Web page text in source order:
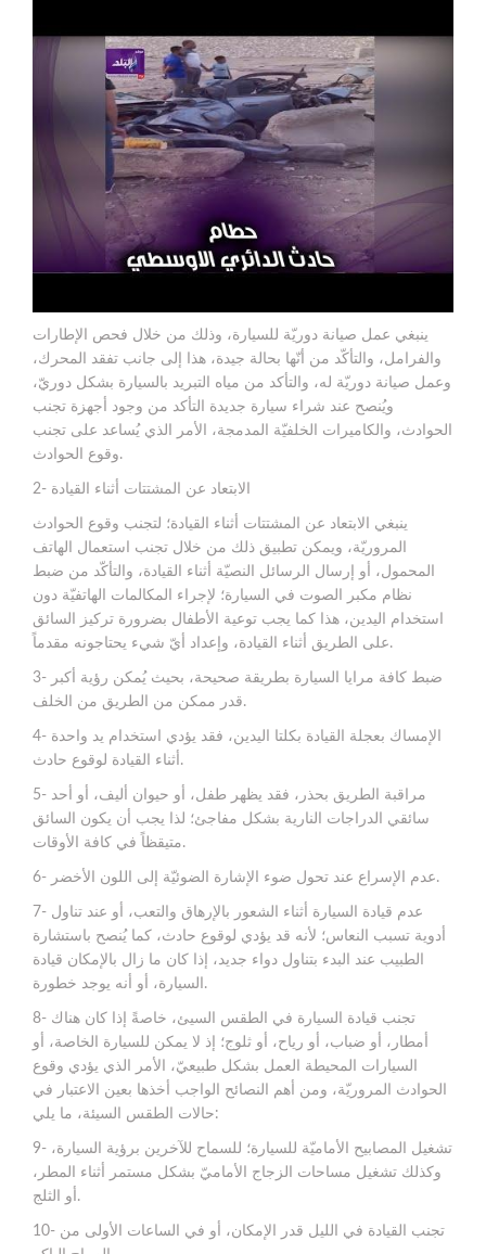
ينبغي عمل صيانة دوريّة للسيارة، وذلك من خلال فحص الإطارات
والفرامل، والتأكّد من أنّها بحالة جيدة، هذا إلى جانب تفقد المحرك،
وعمل صيانة دوريّة له، والتأكد من مياه التبريد بالسيارة بشكل دوريّ،
ويُنصح عند شراء سيارة جديدة التأكد من وجود أجهزة تجنب
الحوادث، والكاميرات الخلفيّة المدمجة، الأمر الذي يُساعد على تجنب
وقوع الحوادث.
2- الابتعاد عن المشتتات أثناء القيادة
ينبغي الابتعاد عن المشتتات أثناء القيادة؛ لتجنب وقوع الحوادث
المروريّة، ويمكن تطبيق ذلك من خلال تجنب استعمال الهاتف
المحمول، أو إرسال الرسائل النصيّة أثناء القيادة، والتأكّد من ضبط
نظام مكبر الصوت في السيارة؛ لإجراء المكالمات الهاتفيّة دون
استخدام اليدين، هذا كما يجب توعية الأطفال بضرورة تركيز السائق
على الطريق أثناء القيادة، وإعداد أيّ شيء يحتاجونه مقدماً.
3- ضبط كافة مرايا السيارة بطريقة صحيحة، بحيث يُمكن رؤية أكبر
قدر ممكن من الطريق من الخلف.
4- الإمساك بعجلة القيادة بكلتا اليدين، فقد يؤدي استخدام يد واحدة
أثناء القيادة لوقوع حادث.
5- مراقبة الطريق بحذر، فقد يظهر طفل، أو حيوان أليف، أو أحد
سائقي الدراجات النارية بشكل مفاجئ؛ لذا يجب أن يكون السائق
متيقظاً في كافة الأوقات.
6- عدم الإسراع عند تحول ضوء الإشارة الضوئيّة إلى اللون الأخضر.
7- عدم قيادة السيارة أثناء الشعور بالإرهاق والتعب، أو عند تناول
أدوية تسبب النعاس؛ لأنه قد يؤدي لوقوع حادث، كما يُنصح باستشارة
الطبيب عند البدء بتناول دواء جديد، إذا كان ما زال بالإمكان قيادة
السيارة، أو أنه يوجد خطورة.
8- تجنب قيادة السيارة في الطقس السيئ، خاصةً إذا كان هناك
أمطار، أو ضباب، أو رياح، أو ثلوج؛ إذ لا يمكن للسيارة الخاصة، أو
السيارات المحيطة العمل بشكل طبيعيّ، الأمر الذي يؤدي وقوع
الحوادث المروريّة، ومن أهم النصائح الواجب أخذها بعين الاعتبار في
حالات الطقس السيئة، ما يلي:
9- تشغيل المصابيح الأماميّة للسيارة؛ للسماح للآخرين برؤية السيارة،
وكذلك تشغيل مساحات الزجاج الأماميّ بشكل مستمر أثناء المطر،
أو الثلج.
10- تجنب القيادة في الليل قدر الإمكان، أو في الساعات الأولى من